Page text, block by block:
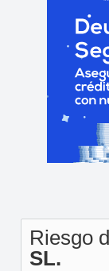
Riesgo
SL.